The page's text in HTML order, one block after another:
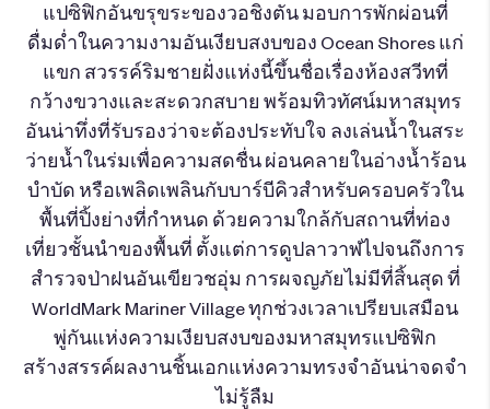
แปซิฟิกอันขรุขระของวอชิงตัน มอบการพักผ่อนที่
ดื่มด่ำในความงามอันเงียบสงบของ Ocean Shores แก่
แขก สวรรค์ริมชายฝั่งแห่งนี้ขึ้นชื่อเรื่องห้องสวีทที่
กว้างขวางและสะดวกสบาย พร้อมทิวทัศน์มหาสมุทร
อันน่าทึ่งที่รับรองว่าจะต้องประทับใจ ลงเล่นน้ำในสระ
ว่ายน้ำในร่มเพื่อความสดชื่น ผ่อนคลายในอ่างน้ำร้อน
บำบัด หรือเพลิดเพลินกับบาร์บีคิวสำหรับครอบครัวใน
พื้นที่ปิ้งย่างที่กำหนด ด้วยความใกล้กับสถานที่ท่อง
เที่ยวชั้นนำของพื้นที่ ตั้งแต่การดูปลาวาฬไปจนถึงการ
สำรวจป่าฝนอันเขียวชอุ่ม การผจญภัยไม่มีที่สิ้นสุด ที่
WorldMark Mariner Village ทุกช่วงเวลาเปรียบเสมือน
พู่กันแห่งความเงียบสงบของมหาสมุทรแปซิฟิก
สร้างสรรค์ผลงานชิ้นเอกแห่งความทรงจำอันน่าจดจำ
ไม่รู้ลืม